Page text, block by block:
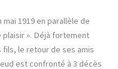
1919 en parallèle de
plaisir ». Déjà fortement
le retour de ses amis
est confronté à 3 décès